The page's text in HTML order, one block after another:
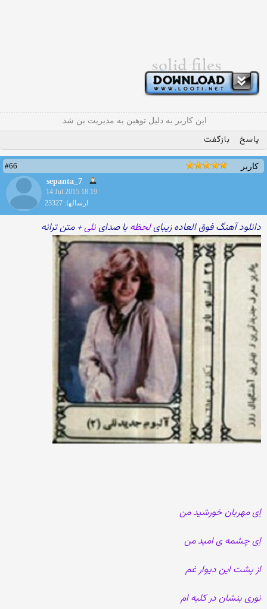
این کاربر به دلیل توهین به مدیریت بن شد.
پاسخ بازگفت
کاربر
#66
sepanta_7
14 Jul 2015 18:19
ارسالها: 23327
دانلود آهنگ فوق العاده زیبایلحظه با صداینلی+ متن ترانه
اِی مهربان خورشید من
اِی چشمه ی امید من
از پشت این دیوار غم
نوری بنشان در کلبه ام